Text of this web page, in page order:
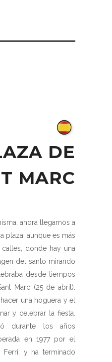
DE
MARC
ahora llegamos a
plaza, aunque es más
donde hay una
del santo mirando
desde tiempos
Marc (25 de abril).
una hoguera y el
y celebrar la fiesta.
durante los años
en 1977 por el
Ferri, y ha terminado